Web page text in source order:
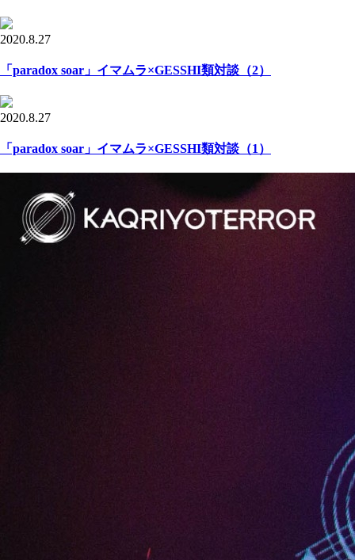
2020.8.27
「paradox soar」イマムラ×GESSHI類対談（2）
2020.8.27
「paradox soar」イマムラ×GESSHI類対談（1）